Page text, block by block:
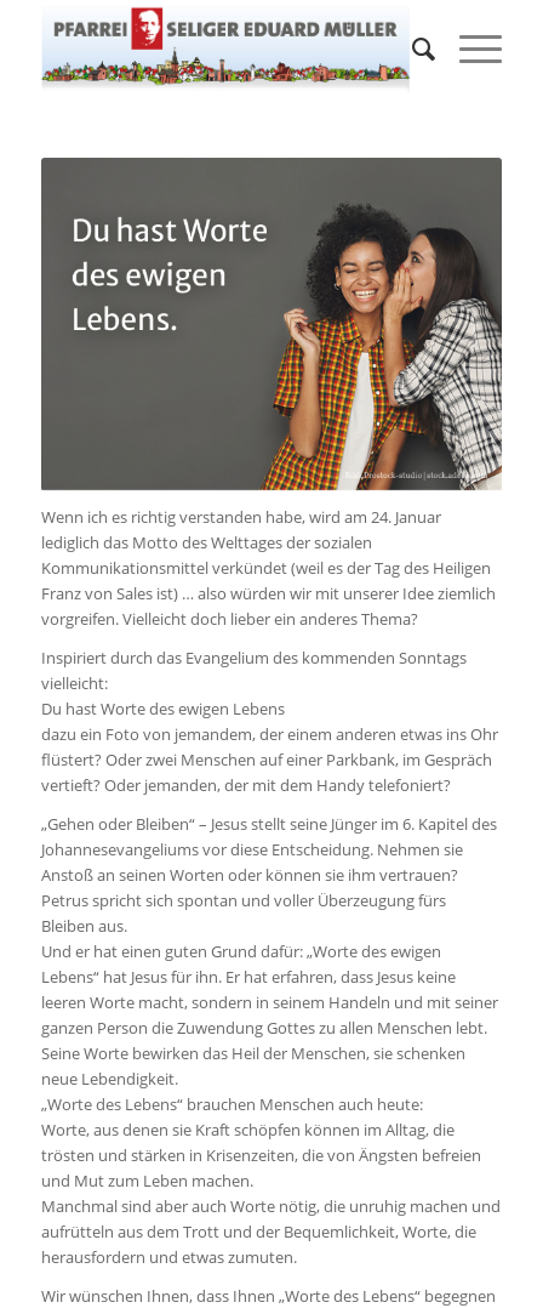
Wenn ich es richtig verstanden habe, wird am 24. Januar
lediglich das Motto des Welttages der sozialen
Kommunikationsmittel verkündet (weil es der Tag des Heiligen
Franz von Sales ist) … also würden wir mit unserer Idee ziemlich
vorgreifen. Vielleicht doch lieber ein anderes Thema?
Inspiriert durch das Evangelium des kommenden Sonntags
vielleicht:
Du hast Worte des ewigen Lebens
dazu ein Foto von jemandem, der einem anderen etwas ins Ohr
flüstert? Oder zwei Menschen auf einer Parkbank, im Gespräch
vertieft? Oder jemanden, der mit dem Handy telefoniert?
„Gehen oder Bleiben“ – Jesus stellt seine Jünger im 6. Kapitel des
Johannesevangeliums vor diese Entscheidung. Nehmen sie
Anstoß an seinen Worten oder können sie ihm vertrauen?
Petrus spricht sich spontan und voller Überzeugung fürs
Bleiben aus.
Und er hat einen guten Grund dafür: „Worte des ewigen
Lebens“ hat Jesus für ihn. Er hat erfahren, dass Jesus keine
leeren Worte macht, sondern in seinem Handeln und mit seiner
ganzen Person die Zuwendung Gottes zu allen Menschen lebt.
Seine Worte bewirken das Heil der Menschen, sie schenken
neue Lebendigkeit.
„Worte des Lebens“ brauchen Menschen auch heute:
Worte, aus denen sie Kraft schöpfen können im Alltag, die
trösten und stärken in Krisenzeiten, die von Ängsten befreien
und Mut zum Leben machen.
Manchmal sind aber auch Worte nötig, die unruhig machen und
aufrütteln aus dem Trott und der Bequemlichkeit, Worte, die
herausfordern und etwas zumuten.
Wir wünschen Ihnen, dass Ihnen „Worte des Lebens“ begegnen